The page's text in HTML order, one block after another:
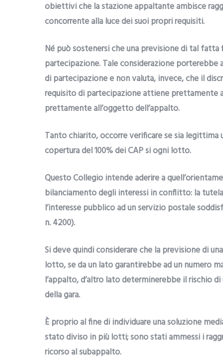
obiettivi che la stazione appaltante ambisce
concorrente alla luce dei suoi propri requisiti.
Né può sostenersi che una previsione di tal
partecipazione. Tale considerazione
di partecipazione e non valuta, invece, che il
requisito di partecipazione attiene prettamente
prettamente all’oggetto dell’appalto.
Tanto chiarito, occorre verificare se sia legittima
copertura del 100% dei CAP si ogni lotto.
Questo Collegio intende aderire a
bilanciamento degli interessi in conflitto: la
l’interesse pubblico ad un servizio postale
n. 4200).
Si deve quindi considerare che la previsione di
lotto, se da un lato garantirebbe ad un numero
l’appalto, d’altro lato determinerebbe il rischio
della gara.
È proprio al fine di individuare una soluzione
stato diviso in più lotti; sono stati ammessi i
ricorso al subappalto.